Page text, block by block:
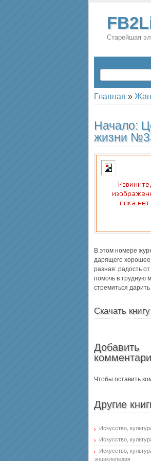
Старейшая
Главная »
Начало:
жизни
В этом номере
дарящего хорошее
разная: радость
помочь в трудную
стремиться
Скачать книгу
Добавить
Чтобы оставить
Другие
Искусство,
Искусство,
Искусство,
энциклопедия